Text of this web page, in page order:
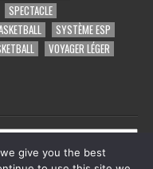
SPECTACLE
SYSTÈME ESP
VOYAGER LÉGER
give you the best